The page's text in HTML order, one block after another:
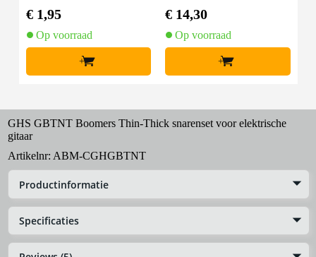
€ 1,95
Op voorraad
+
€ 14,30
Op voorraad
+
GHS GBTNT Boomers Thin-Thick snarenset voor elektrische
gitaar
Artikelnr: ABM-CGHGBTNT
Productinformatie
Specificaties